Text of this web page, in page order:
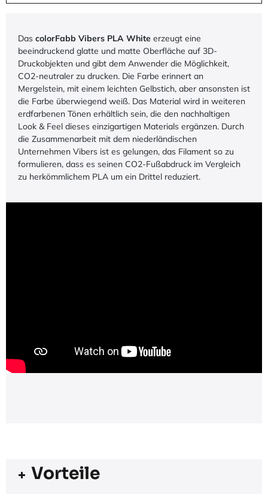
Das colorFabb Vibers PLA White erzeugt eine
beeindruckend glatte und matte Oberfläche auf 3D-
Druckobjekten und gibt dem Anwender die Möglichkeit,
CO2-neutraler zu drucken. Die Farbe erinnert an
Mergelstein, mit einem leichten Gelbstich, aber ansonsten ist
die Farbe überwiegend weiß. Das Material wird in weiteren
erdfarbenen Tönen erhältlich sein, die den nachhaltigen
Look & Feel dieses einzigartigen Materials ergänzen. Durch
die Zusammenarbeit mit dem niederländischen
Unternehmen Vibers ist es gelungen, das Filament so zu
formulieren, dass es seinen CO2-Fußabdruck im Vergleich
zu herkömmlichem PLA um ein Drittel reduziert.
Vorteile